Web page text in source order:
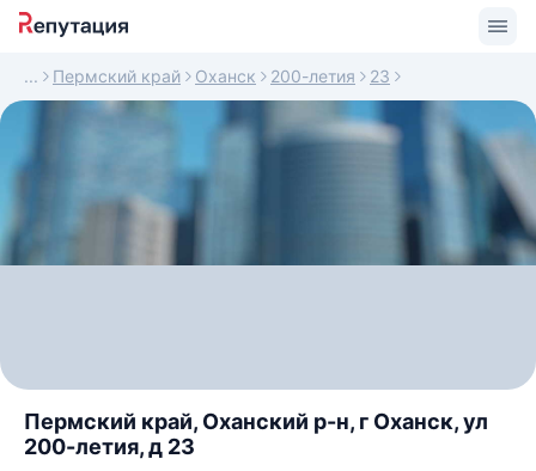
Пермский край Оханск 200-летия 23
Пермский край, Оханский р-н, г Оханск, ул
200-летия, д 23